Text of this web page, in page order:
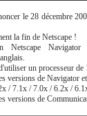
le 28 décembre
la fin de Netscape !
Netscape
un processeur
versions de Navigator
/ 7.1x / 7.0x / 6.2x /
versions de